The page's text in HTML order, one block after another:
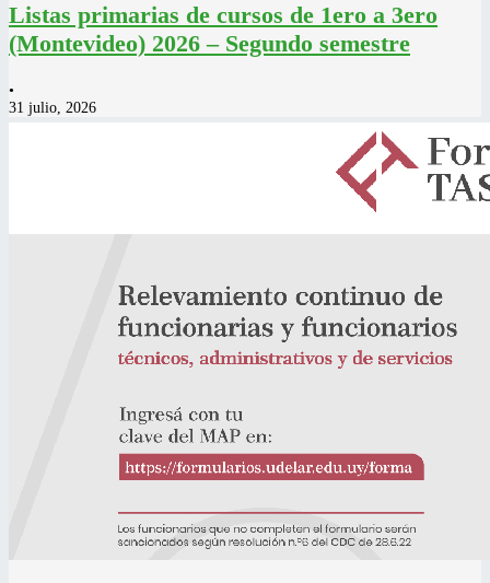
Listas primarias de cursos de 1ero a 3ero
(Montevideo) 2026 – Segundo semestre
•
31 julio, 2026